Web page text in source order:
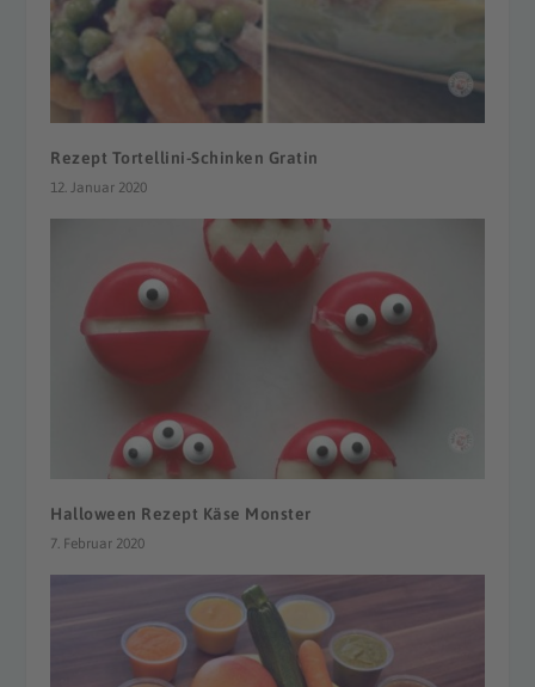
Rezept Tortellini-Schinken Gratin
12. Januar 2020
Halloween Rezept Käse Monster
7. Februar 2020